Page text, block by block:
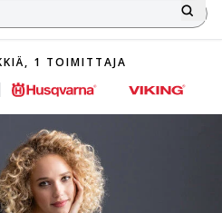
1 TOIMITTAJA